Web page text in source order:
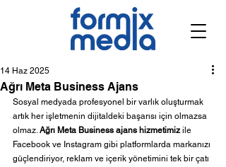
Ağrı Meta Business Ajans
14 Haz 2025
Sosyal medyada profesyonel bir varlık oluşturmak
artık her işletmenin dijitaldeki başarısı için olmazsa
olmaz. Ağrı Meta Business ajans hizmetimiz ile
Facebook ve Instagram gibi platformlarda markanızı
güçlendiriyor, reklam ve içerik yönetimini tek bir çatı